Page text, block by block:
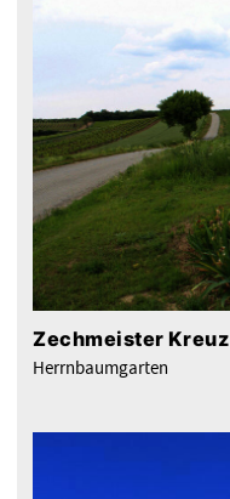
Zechmeister Kreuz
Herrnbaumgarten